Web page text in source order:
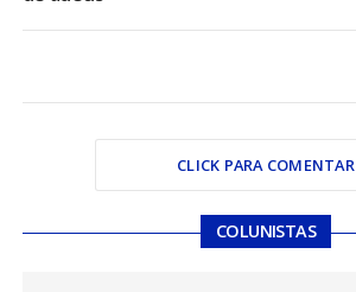
CLICK PARA COMENTAR
COLUNISTAS